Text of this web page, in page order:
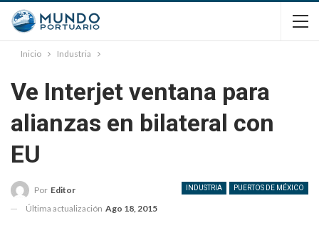
Inicio Industria
Ve Interjet ventana para
alianzas en bilateral con
EU
INDUSTRIA PUERTOS DE MÉXICO
Por Editor
Última actualización Ago 18, 2015